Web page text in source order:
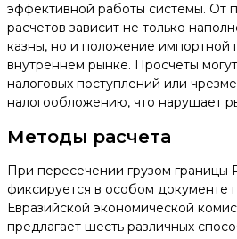
эффективной работы системы. От
расчетов зависит не только
казны, но и положение импортной
внутреннем рынке. Просчеты
налоговых поступлений или
налогообложению, что нарушает
Методы расчета
При пересечении грузом границы
фиксируется в особом документе
Евразийской экономической
предлагает шесть различных